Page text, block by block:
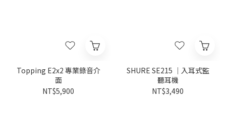
Topping E2x2 專業錄音介
面
NT$5,900
SHURE SE215 ｜入耳式監
聽耳機
NT$3,490